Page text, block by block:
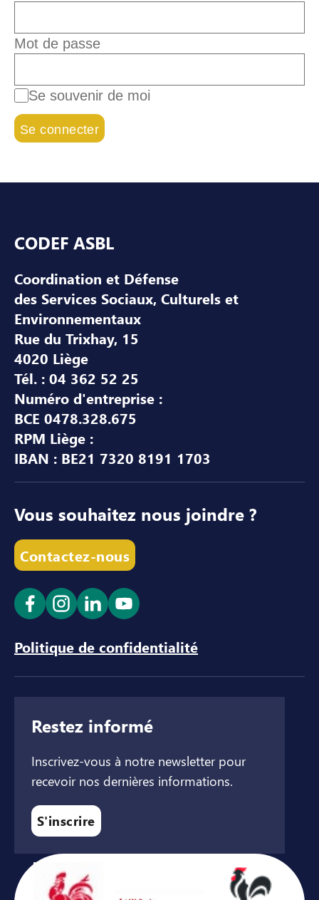
Mot de passe
Se souvenir de moi
CODEF ASBL
Coordination et Défense
des Services Sociaux, Culturels et
Environnementaux
Rue du Trixhay, 15
4020 Liège
Tél. : 04 362 52 25
Numéro d'entreprise :
BCE 0478.328.675
RPM Liège :
IBAN : BE21 7320 8191 1703
Vous souhaitez nous joindre ?
Contactez-nous
Ouvrir le lien dans un nouvel onglet
Ouvrir le lien dans un nouvel onglet
Ouvrir le lien dans un nouvel
Ouvrir le lien dans un
Politique de confidentialité
Restez informé
Inscrivez-vous à notre newsletter pour
recevoir nos dernières informations.
S'inscrire
Avec le soutien de ...